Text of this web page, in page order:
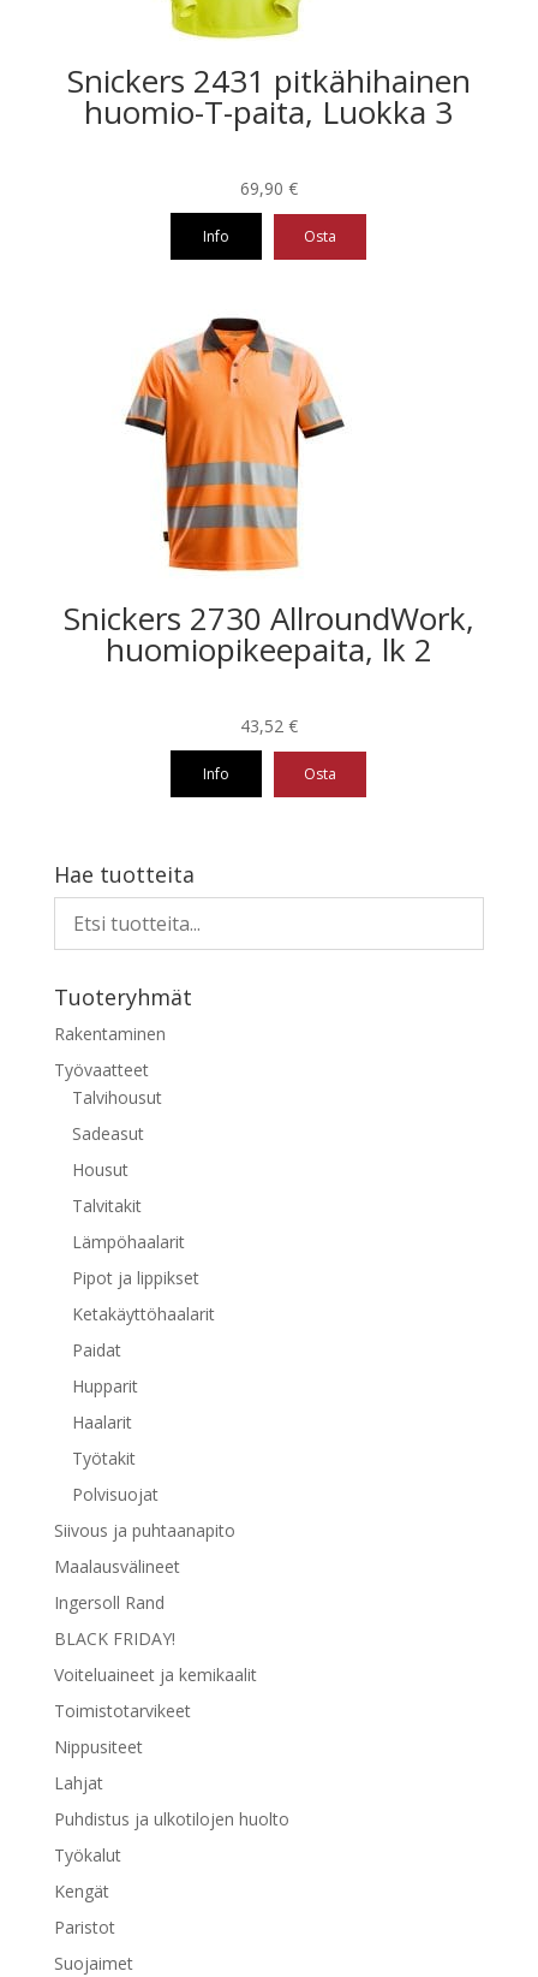
Snickers 2431 pitkähihainen
huomio-T-paita, Luokka 3
69,90 €
Info Osta
muunnelma.
Snickers 2730 AllroundWork,
huomiopikeepaita, lk 2
43,52 €
Info Osta
on
useampi
muunnelma.
Voit
valinnat
tuotteen
sivulla.
Hae tuotteita
Tuoteryhmät
Rakentaminen
Työvaatteet
Talvihousut
Sadeasut
Housut
Talvitakit
Lämpöhaalarit
Pipot ja lippikset
Ketakäyttöhaalarit
Paidat
Hupparit
Haalarit
Työtakit
Polvisuojat
Siivous ja puhtaanapito
Maalausvälineet
Ingersoll Rand
BLACK FRIDAY!
Voiteluaineet ja kemikaalit
Toimistotarvikeet
Nippusiteet
Lahjat
Puhdistus ja ulkotilojen huolto
Työkalut
Kengät
Paristot
Suojaimet